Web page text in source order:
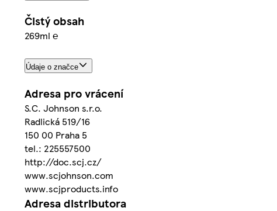
Čistý obsah
269ml ℮
Údaje o značce
Adresa pro vrácení
S.C. Johnson s.r.o.
Radlická 519/16
150 00 Praha 5
tel.: 225557500
http://doc.scj.cz/
www.scjohnson.com
www.scjproducts.info
Adresa distributora